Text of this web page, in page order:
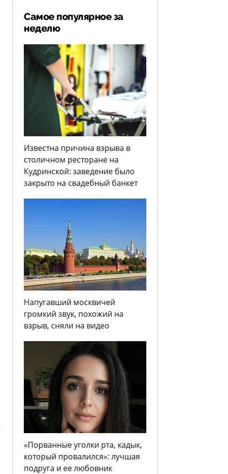
Самое популярное за
неделю
Известна причина взрыва в
столичном ресторане на
Кудринской: заведение было
закрыто на свадебный банкет
Напугавший москвичей
громкий звук, похожий на
взрыв, сняли на видео
«Порванные уголки рта, кадык,
который провалился»: лучшая
подруга и ее любовник